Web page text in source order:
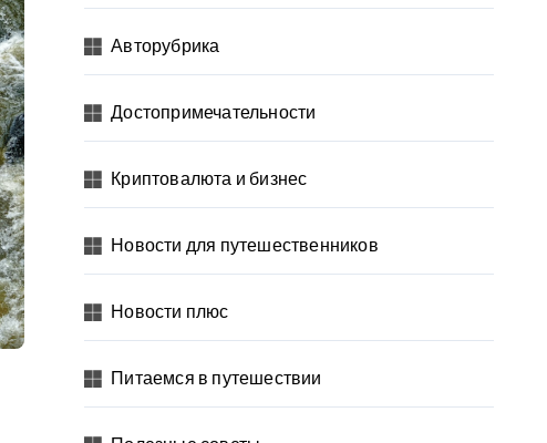
Авторубрика
Достопримечательности
Криптовалюта и бизнес
Новости для путешественников
Новости плюс
Питаемся в путешествии